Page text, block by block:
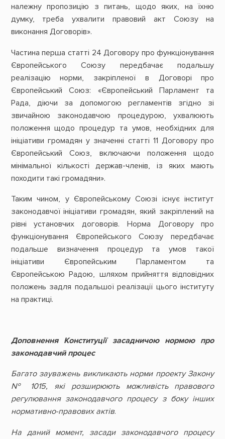
належну пропозицію з питань, щодо яких, на їхню
думку, треба ухвалити правовий акт Союзу на
виконання Договорів».
Частина перша статті 24 Договору про функціонування
Європейського Союзу передбачає подальшу
реалізацію норми, закріпленої в Договорі про
Європейський Союз: «Європейський Парламент та
Рада, діючи за допомогою регламентів згідно зі
звичайною законодавчою процедурою, ухвалюють
положення щодо процедур та умов, необхідних для
ініціативи громадян у значенні статті 11 Договору про
Європейський Союз, включаючи положення щодо
мінімальної кількості держав-членів, із яких мають
походити такі громадяни».
Таким чином, у Європейському Союзі існує інститут
законодавчої ініціативи громадян, який закріплений на
рівні установчих договорів. Норма Договору про
функціонування Європейського Союзу передбачає
подальше визначення процедур та умов такої
ініціативи Європейським Парламентом та
Європейською Радою, шляхом прийняття відповідних
положень задля подальшої реалізації цього інституту
на практиці.
Доповнення Конституції засадничою нормою про
законодавчий процес
Багато зауважень викликають норми проекту Закону
№ 1015, які розширюють можливість правового
регулювання законодавчого процесу з боку інших
нормативно-правових актів.
На даний момент, засади законодавчого процесу